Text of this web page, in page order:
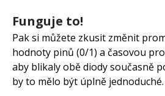
Funguje to!
Pak si můžete zkusit změnit
hodnoty pinů (0/1) a časovou
aby blikaly obě diody současně
by to mělo být úplně jednoduché.